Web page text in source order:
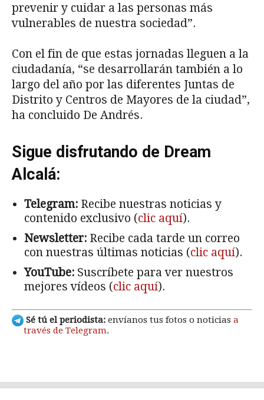
prevenir y cuidar a las personas más
vulnerables de nuestra sociedad”.
Con el fin de que estas jornadas lleguen a la
ciudadanía, “se desarrollarán también a lo
largo del año por las diferentes Juntas de
Distrito y Centros de Mayores de la ciudad”,
ha concluido De Andrés.
Sigue disfrutando de Dream
Alcalá:
Telegram: Recibe nuestras noticias y
contenido exclusivo (clic aquí).
Newsletter: Recibe cada tarde un correo
con nuestras últimas noticias (clic aquí).
YouTube: Suscríbete para ver nuestros
mejores vídeos (clic aquí).
Sé tú el periodista: envíanos tus fotos o noticias a
través de Telegram.